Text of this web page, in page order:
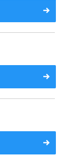
】
と共に、"毎日のス
の提案をしており
ミンカラーが得
ヘアケアからお子